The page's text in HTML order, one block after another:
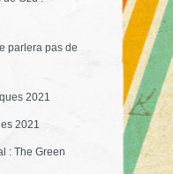
parlera pas de
2021
2021
: The Green